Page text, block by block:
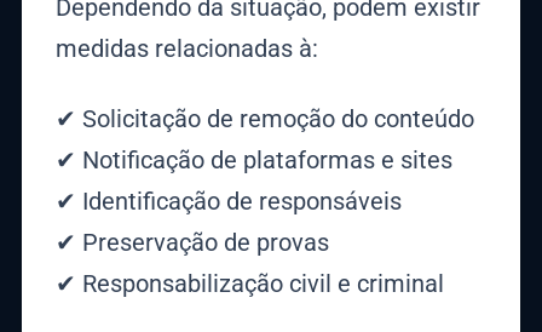
Dependendo da situação, podem existir
medidas relacionadas à:
✔ Solicitação de remoção do conteúdo
✔ Notificação de plataformas e sites
✔ Identificação de responsáveis
✔ Preservação de provas
✔ Responsabilização civil e criminal